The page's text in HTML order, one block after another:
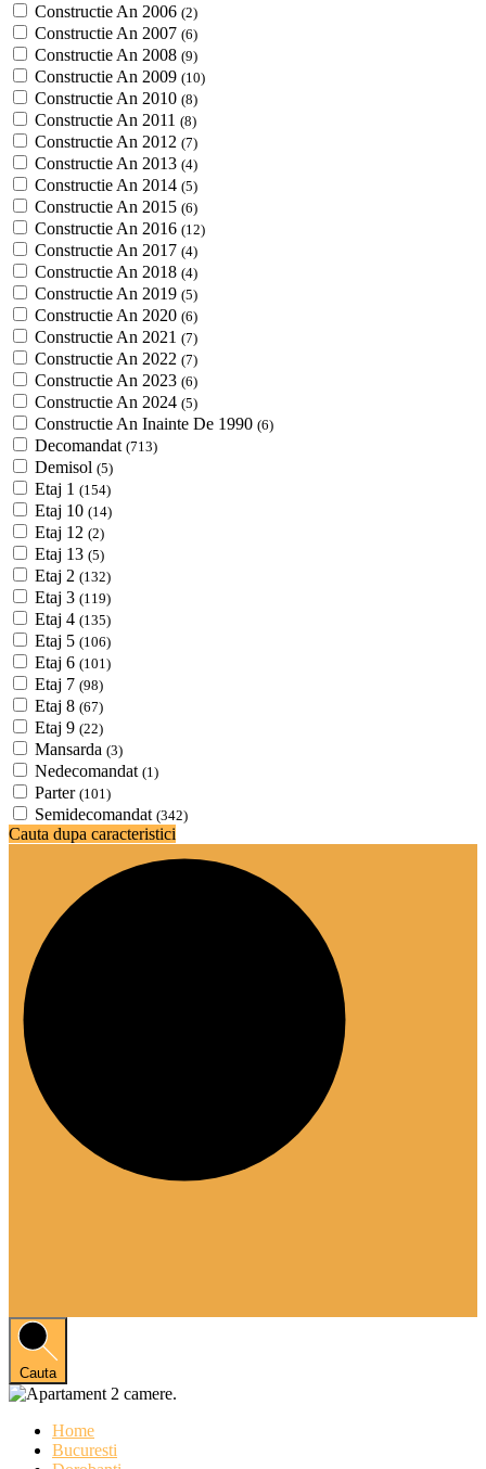
Constructie An 2006 (2)
Constructie An 2007 (6)
Constructie An 2008 (9)
Constructie An 2009 (10)
Constructie An 2010 (8)
Constructie An 2011 (8)
Constructie An 2012 (7)
Constructie An 2013 (4)
Constructie An 2014 (5)
Constructie An 2015 (6)
Constructie An 2016 (12)
Constructie An 2017 (4)
Constructie An 2018 (4)
Constructie An 2019 (5)
Constructie An 2020 (6)
Constructie An 2021 (7)
Constructie An 2022 (7)
Constructie An 2023 (6)
Constructie An 2024 (5)
Constructie An Inainte De 1990 (6)
Decomandat (713)
Demisol (5)
Etaj 1 (154)
Etaj 10 (14)
Etaj 12 (2)
Etaj 13 (5)
Etaj 2 (132)
Etaj 3 (119)
Etaj 4 (135)
Etaj 5 (106)
Etaj 6 (101)
Etaj 7 (98)
Etaj 8 (67)
Etaj 9 (22)
Mansarda (3)
Nedecomandat (1)
Parter (101)
Semidecomandat (342)
Cauta dupa caracteristici
Cauta
Home
Bucuresti